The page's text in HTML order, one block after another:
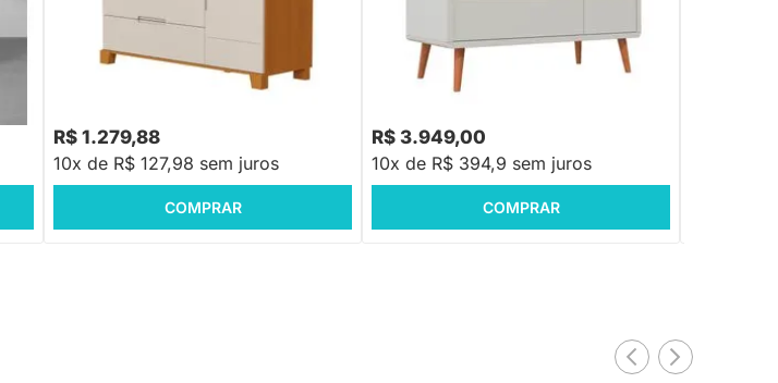
Cômoda Luna 4 Gavetas e 1 Porta - Areia
R$ 1.279,88
10x de R$ 127,98 sem juros
COMPRAR
Areia com Pés em Madeira
R$ 3.949,00
10x de R$ 394,9 sem juros
COMPRAR